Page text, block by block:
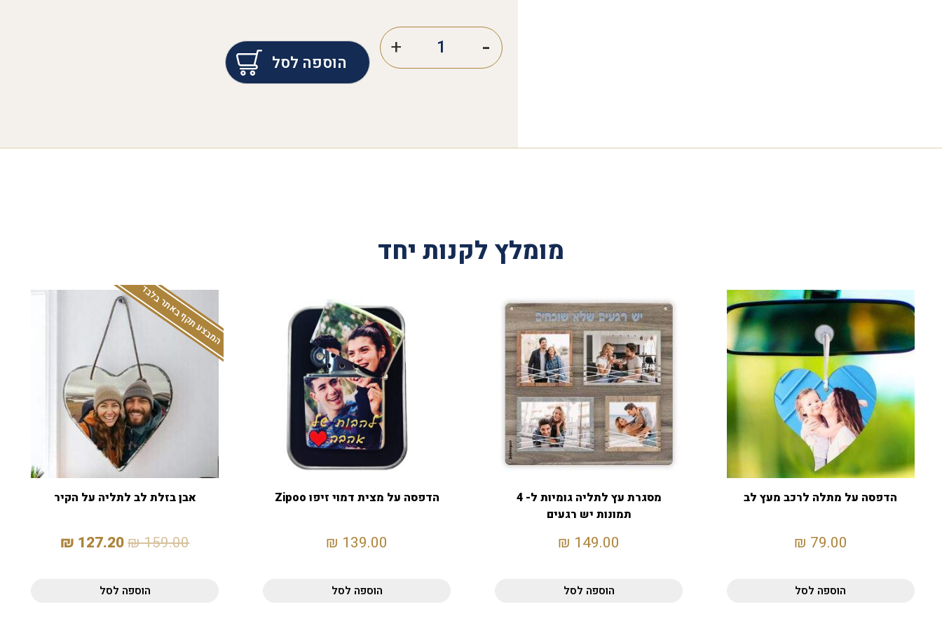
הוספה לסל
מומלץ לקנות יחד
הדפסה על מתלה לרכב מעץ לב
79.00
₪
הוספה לסל
מסגרת עץ לתליה גומיות ל- 4
תמונות יש רגעים
149.00
₪
הוספה לסל
הדפסה על מצית דמוי זיפו Zipoo
139.00
₪
הוספה לסל
המבצע תקף באתר בלבד
אבן בזלת לב לתליה על הקיר
159.00
₪
127.20
₪
הוספה לסל